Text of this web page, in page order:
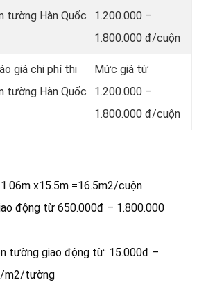
tường Hàn Quốc
1.200.000 –
1.800.000 đ/cuộn
giá chi phí thi
tường Hàn Quốc
Mức giá từ
1.200.000 –
1.800.000 đ/cuộn
x15.5m =16.5m2/cuộn
động từ 650.000đ – 1.800.000
tường giao động từ: 15.000đ –
m2/tường